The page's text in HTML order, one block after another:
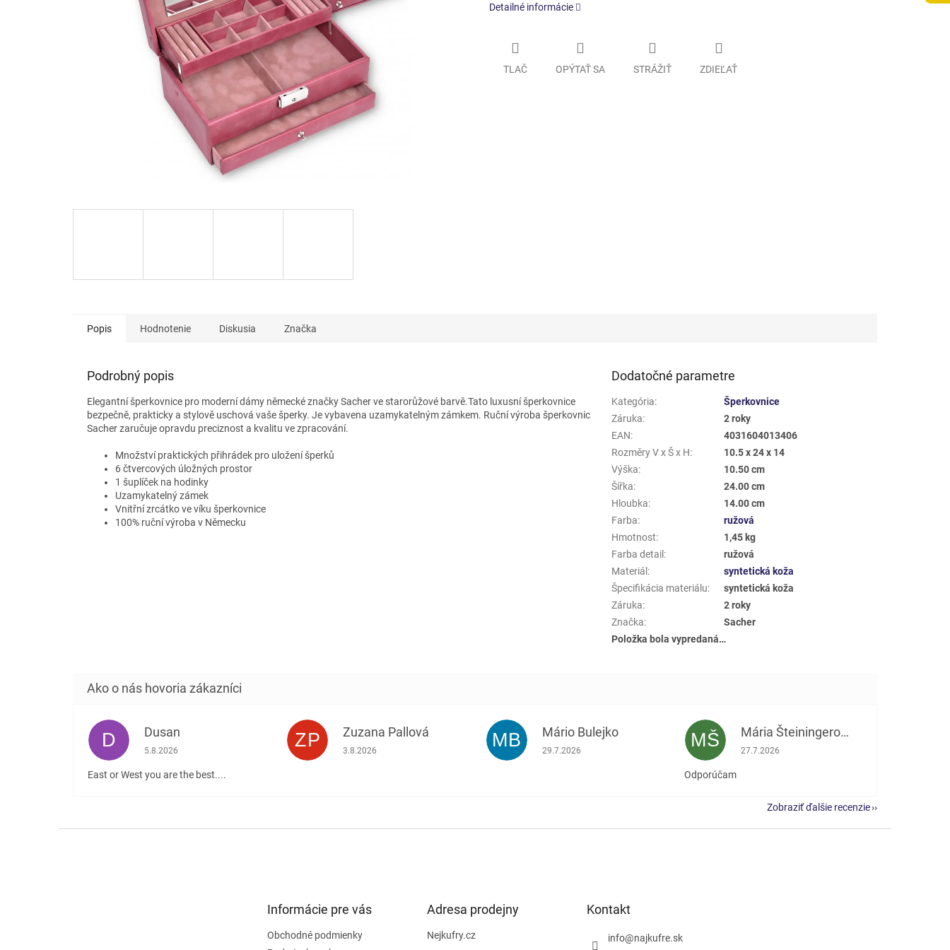
Detailné informácie
TLAČ OPÝTAŤ SA STRÁŽIŤ ZDIEĽAŤ
Popis Hodnotenie Diskusia Značka
Podrobný popis
Elegantní šperkovnice pro moderní dámy německé značky Sacher ve starorůžové barvě.Tato luxusní šperkovnice
bezpečně, prakticky a stylově uschová vaše šperky. Je vybavena uzamykatelným zámkem. Ruční výroba šperkovnic
Sacher zaručuje opravdu preciznost a kvalitu ve zpracování.
Množství praktických přihrádek pro uložení šperků
6 čtvercových úložných prostor
1 šuplíček na hodinky
Uzamykatelný zámek
Vnitřní zrcátko ve víku šperkovnice
100% ruční výroba v Německu
Dodatočné parametre
Kategória:
Šperkovnice
Záruka:
2 roky
EAN:
4031604013406
Rozměry V x Š x H:
10.5 x 24 x 14
Výška:
10.50 cm
Šířka:
24.00 cm
Hloubka:
14.00 cm
Farba:
ružová
Hmotnost:
1,45 kg
Farba detail :
ružová
Materiál :
syntetická koža
Špecifikácia materiálu:
syntetická koža
Záruka:
2 roky
Značka:
Sacher
Položka bola vypredaná…
D Dusan
Hodnotenie obchodu je 5 z 5 hviezdičiek.
5.8.2026
East or West you are the best....
ZP Zuzana Pallová
Hodnotenie obchodu je 5 z 5 hviezdičiek.
3.8.2026 MB Mário Bulejko
Hodnotenie obchodu je 5 z 5 hviezdičiek.
29.7.2026 MŠ Mária Šteiningerová
Hodnotenie obchodu je 5 z 5 hviezdičiek.
27.7.2026
Odporúčam
Zobraziť ďalšie recenzie
Informácie pre vás
Obchodné podmienky
Adresa prodejny
Nejkufry.cz
Kontakt
info@najkufre.sk